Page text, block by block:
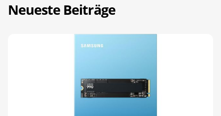
Neueste Beiträge